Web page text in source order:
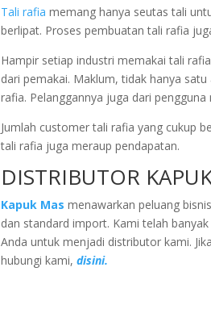
Tali rafia memang hanya seutas tali
berlipat. Proses pembuatan tali rafia
Hampir setiap industri memakai tali
dari pemakai. Maklum, tidak hanya
rafia. Pelanggannya juga dari
Jumlah customer tali rafia yang cukup
tali rafia juga meraup pendapatan.
DISTRIBUTOR
Kapuk Mas menawarkan peluang
dan standard import. Kami telah
Anda untuk menjadi distributor kami.
hubungi kami,disini.